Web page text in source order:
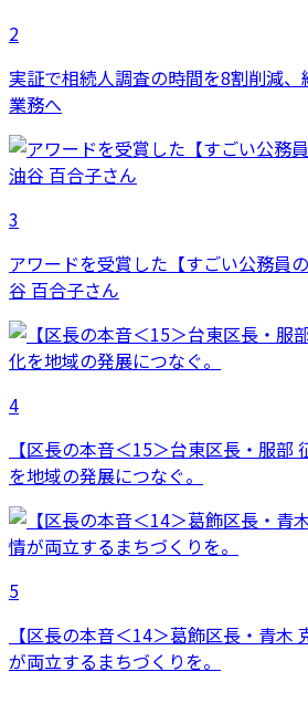
2
実証で相続人調査の時間を8割削減
業務へ
3
アワードを受賞した【すごい公務員
谷 百合子さん
4
【区長の本音＜15＞台東区長・服部
を地域の発展につなぐ。
5
【区長の本音＜14＞葛飾区長・青木
が両立するまちづくりを。